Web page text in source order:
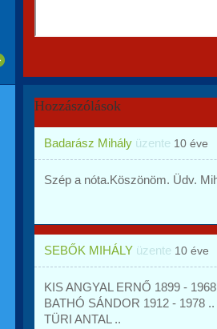
Hozzászólások
Badarász Mihály üzente 10 éve
Szép a nóta.Köszönöm. Üdv.
SEBŐK MIHÁLY üzente 10 éve
KIS ANGYAL ERNŐ 1899 -
BATHÓ SÁNDOR 1912 - 1978 ..
TÜRI ANTAL ..